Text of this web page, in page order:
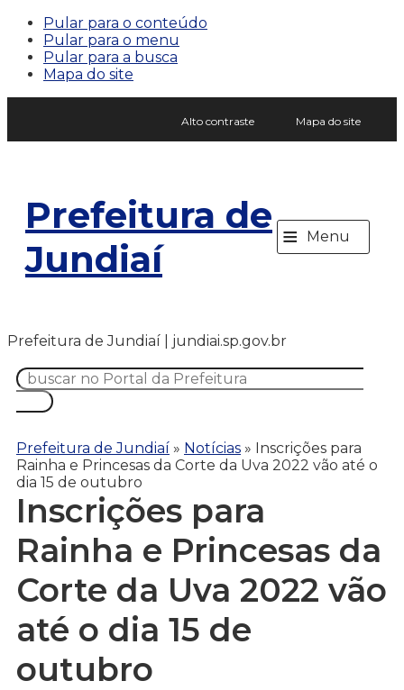
Pular para o conteúdo
Pular para o menu
Pular para a busca
Mapa do site
Alto contraste Mapa do site
Prefeitura de
Jundiaí
≡ Menu
Prefeitura de Jundiaí | jundiai.sp.gov.br
Prefeitura de Jundiaí » Notícias » Inscrições para
Rainha e Princesas da Corte da Uva 2022 vão até o
dia 15 de outubro
Inscrições para
Rainha e Princesas da
Corte da Uva 2022 vão
até o dia 15 de
outubro